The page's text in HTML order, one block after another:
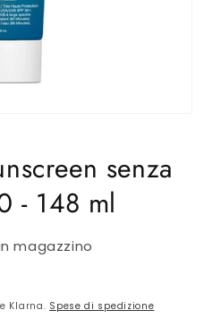
senza
- 148 ml
magazzino
Klarna. Spese di spedizione